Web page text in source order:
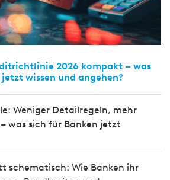
2026 kompakt – was
jetzt wissen und angehen?
Weniger Detailregeln, mehr
was sich für Banken jetzt
schematisch: Wie Banken ihr